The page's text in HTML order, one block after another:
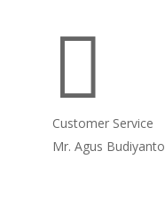

Customer Service
Mr. Agus Budiyanto